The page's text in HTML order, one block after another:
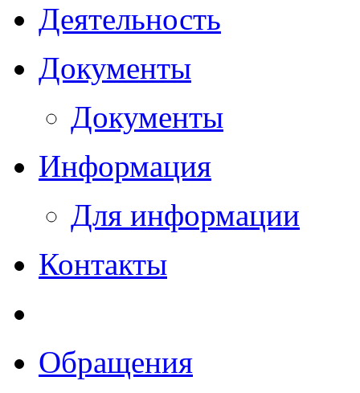
Деятельность
Документы
Документы
Информация
Для информации
Контакты
Обращения